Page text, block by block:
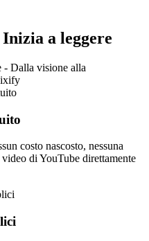
a leggere
- Dalla visione alla
costo nascosto, nessuna
di YouTube direttamente